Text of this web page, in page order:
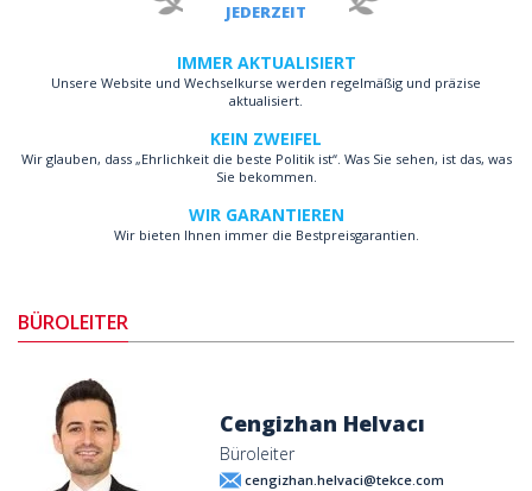
JEDERZEIT
IMMER AKTUALISIERT
Unsere Website und Wechselkurse werden regelmäßig und präzise
aktualisiert.
KEIN ZWEIFEL
Wir glauben, dass „Ehrlichkeit die beste Politik ist“. Was Sie sehen, ist das, was
Sie bekommen.
WIR GARANTIEREN
Wir bieten Ihnen immer die Bestpreisgarantien.
BÜROLEITER
Cengizhan Helvacı
Büroleiter
cengizhan.helvaci@tekce.com